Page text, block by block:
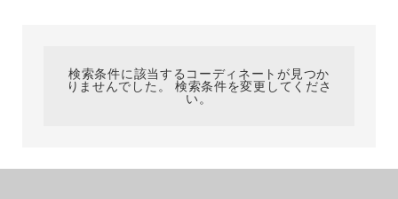
ブランド
検索条件に該当するコーディネートが見つか
りませんでした。 検索条件を変更してくださ
い。